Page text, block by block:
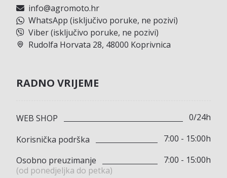
info@agromoto.hr
WhatsApp (isključivo poruke, ne pozivi)
Viber (isključivo poruke, ne pozivi)
Rudolfa Horvata 28, 48000 Koprivnica
RADNO VRIJEME
WEB SHOP
0/24h
Korisnička podrška
7:00 - 15:00h
Osobno preuzimanje
(od ponedjeljka do petka)
7:00 - 15:00h